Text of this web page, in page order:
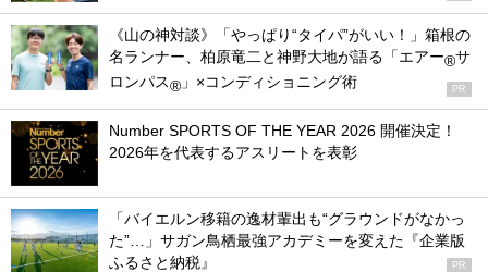
《山の神対談》「やっぱり“タイパ”がいい！」箱根の
名ランナー、柏原竜二と神野大地が語る「エアー®サ
ロンパス® 」×コンディショニング術 PR
Number SPORTS OF THE YEAR 2026 開催決定！
2026年を代表するアスリートを表彰
「バイエルン移籍の逸材輩出も“グラウンドがなかっ
た”…」サガン鳥栖最強アカデミーを変えた『企業版
ふるさと納税』
PR